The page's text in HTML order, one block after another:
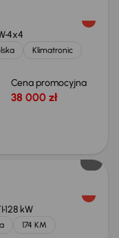
4x4
Klimatronic
Cena promocyjna
38 000 zł
128 kW
174 KM